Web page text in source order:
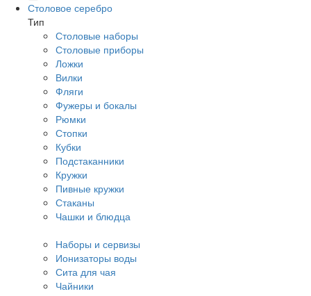
Столовое серебро
Тип
Столовые наборы
Столовые приборы
Ложки
Вилки
Фляги
Фужеры и бокалы
Рюмки
Стопки
Кубки
Подстаканники
Кружки
Пивные кружки
Стаканы
Чашки и блюдца
Наборы и сервизы
Ионизаторы воды
Сита для чая
Чайники